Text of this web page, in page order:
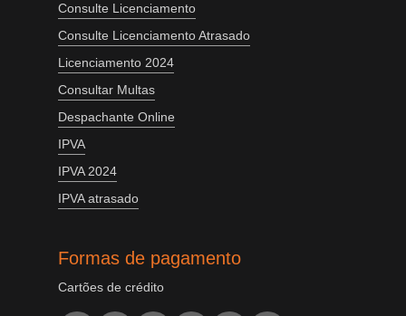
Consulte Licenciamento
Consulte Licenciamento Atrasado
Licenciamento 2024
Consultar Multas
Despachante Online
IPVA
IPVA 2024
IPVA atrasado
Formas de pagamento
Cartões de crédito